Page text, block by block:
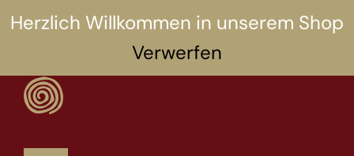
Herzlich Willkommen in unserem Shop
Verwerfen
Inhalt